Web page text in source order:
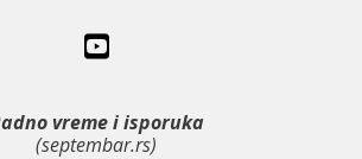
vreme i isporuka
(septembar.rs)